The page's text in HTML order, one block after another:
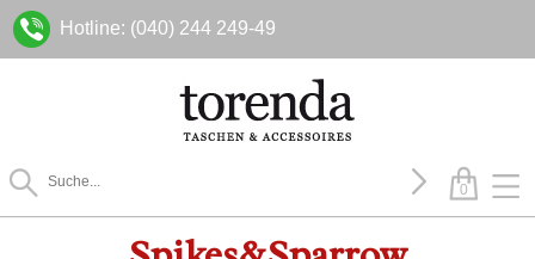
Hotline: (040) 244 249-49
0